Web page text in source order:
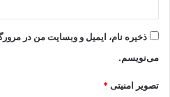
ذخیره نام، ایمیل و وبسایت من در
می‌نویسم.
تصویر امنیتی*